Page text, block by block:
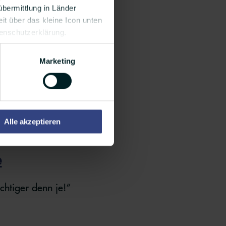
in Länder
über das kleine Icon unten
Marketing
Alle akzeptieren
«Die
denn je!“